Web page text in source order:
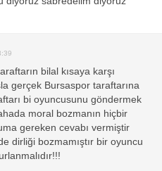
bilal kısaya karşı
gerçek Bursaspor taraftarına
bi oyuncusunu göndermek
moral bozmanın hiçbir
gereken cevabı vermiştir
dirliği bozmamıştır bir oyuncu